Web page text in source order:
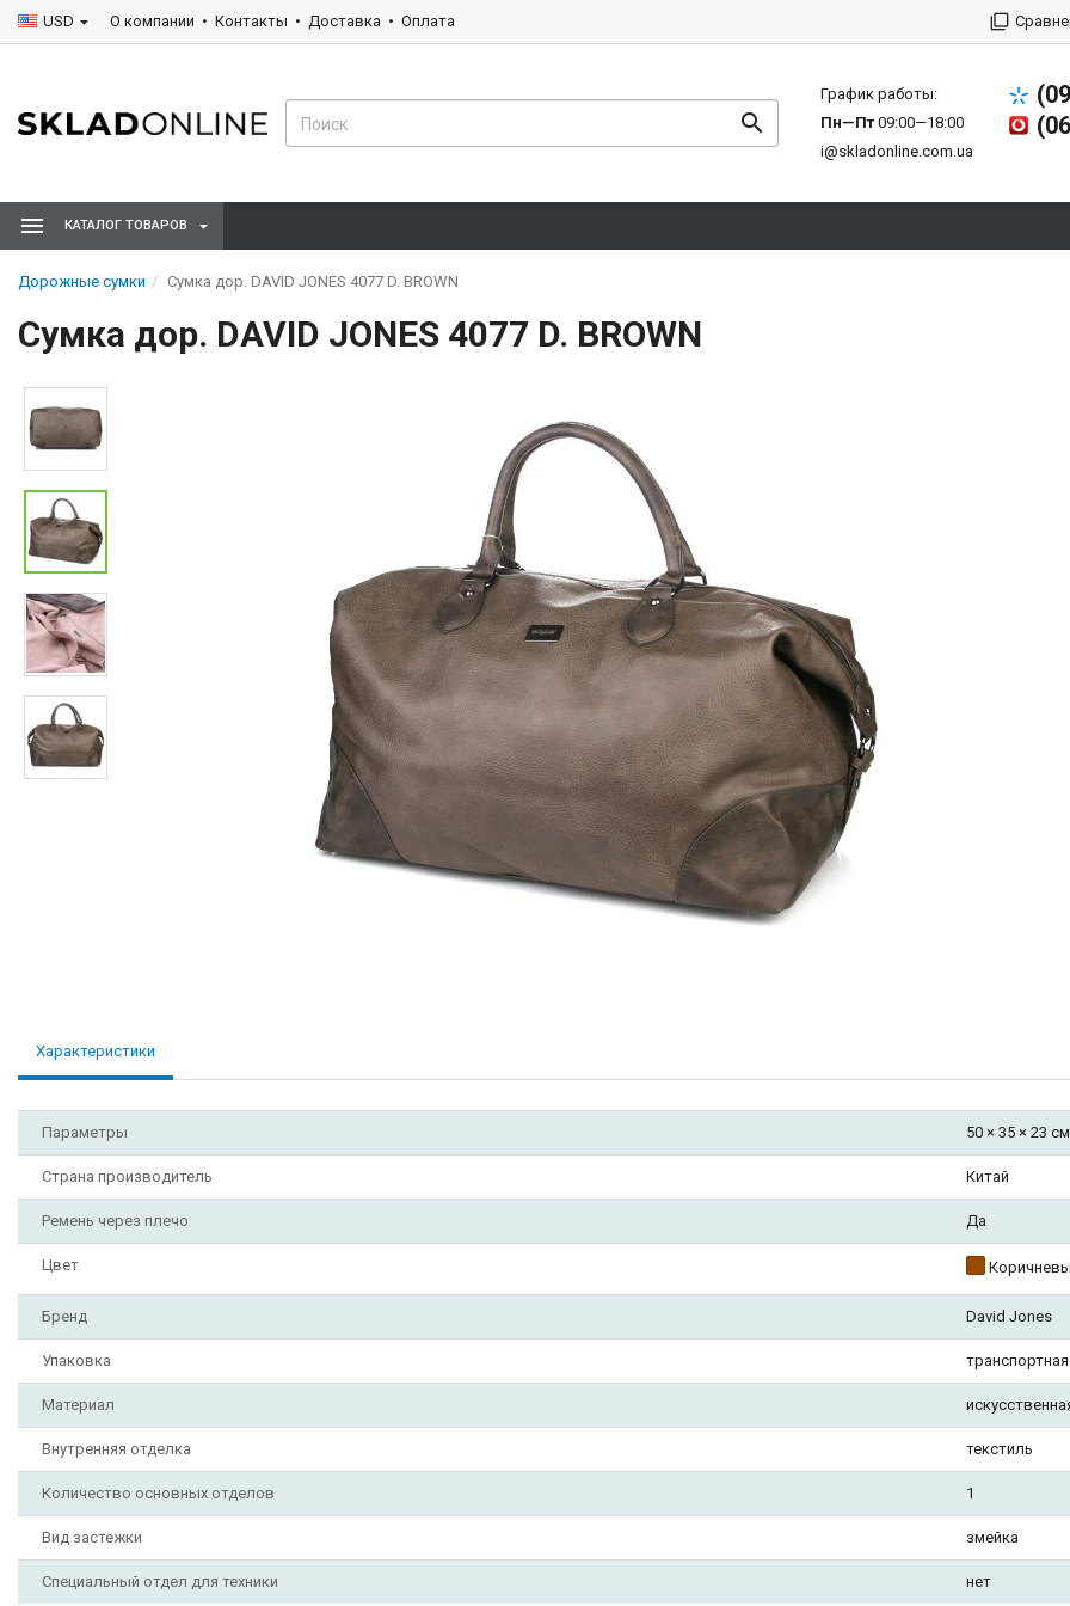
USD О компании Контакты Доставка Оплата
График работы:
Пн—Пт09:00—18:00
i@skladonline.com.ua
КАТАЛОГ ТОВАРОВ
Дорожные сумки Сумка дор. DAVID JONES 4077 D. BROWN
Сумка дор. DAVID JONES 4077 D. BROWN
Характеристики
Параметры 50 × 35 × 23 см
Страна производитель Китай
Ремень через плечо Да
Цвет
Бренд David Jones
Упаковка транспортная
Материал
Внутренняя отделка текстиль
Количество основных отделов 1
Вид застежки змейка
Специальный отдел для техники нет